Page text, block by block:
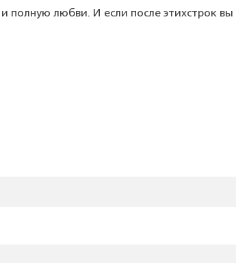
и полную любви. И если после этихстрок вы